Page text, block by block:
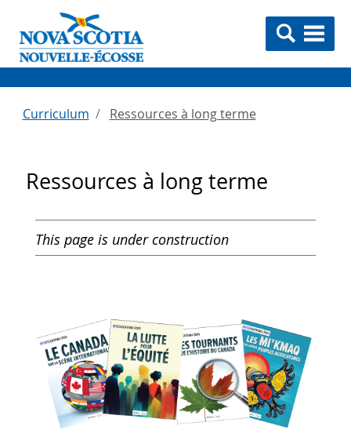
Curriculum Ressources à long terme
Ressources à long terme
This page is under construction